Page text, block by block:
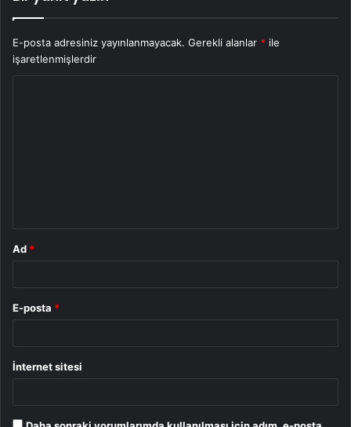
E-posta adresiniz yayınlanmayacak. Gerekli alanlar * ile
işaretlenmişlerdir
Ad *
E-posta *
İnternet sitesi